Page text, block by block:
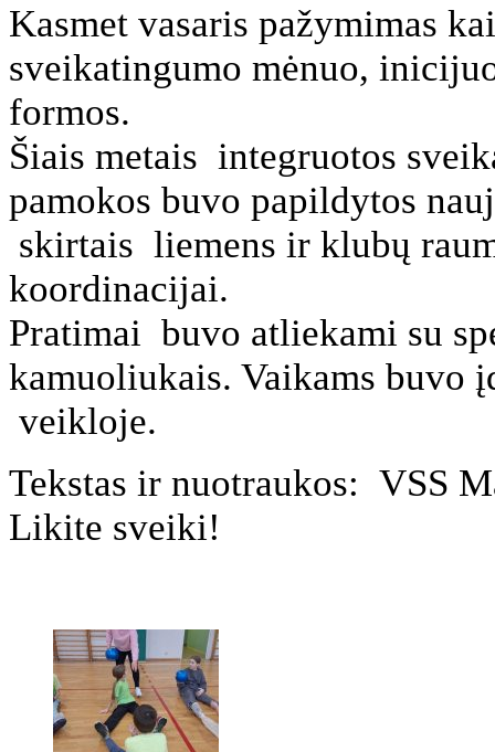
Kasmet vasaris pažymimas
sveikatingumo mėnuo,
formos.
Šiais metais integruotos
pamokos buvo papildytos
skirtais liemens ir klubų
koordinacijai.
Pratimai buvo atliekami su
kamuoliukais. Vaikams buvo
veikloje.
Tekstas ir nuotraukos: VSS
Likite sveiki!